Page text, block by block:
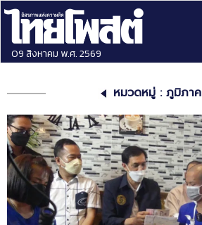
09 สิงหาคม พ.ศ. 2569
หมวดหมู่ : ภูมิภาค